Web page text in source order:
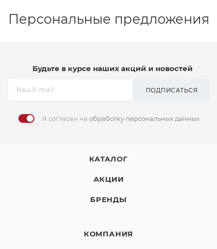
Персональные предложения
Будьте в курсе наших акций и новостей
ПОДПИСАТЬСЯ
Я согласен на обработку персональных данных
КАТАЛОГ
АКЦИИ
БРЕНДЫ
КОМПАНИЯ